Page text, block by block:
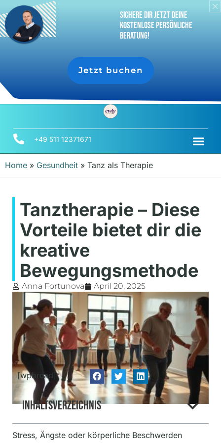
+49 511 12371671
Home » Gesundheit » Tanz als Therapie
Tanztherapie – Diese
Vorteile bietet dir die
kreative
Bewegungsmethode
Anna Fortunova April 20, 2025
[wpbread]
Inhaltsverzeichnis
Stress, Ängste oder körperliche Beschwerden
sichere dir jetzt deine
Kostenlose persönliche
Beratung!
Jetzt buchen